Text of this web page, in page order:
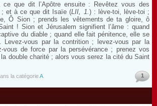
que dit l’Apôtre ensuite : Revêtez vous des
; et à ce que dit Isaïe (LII, 1.) : lève-toi, lève-toi ;
Ô Sion ; prends les vêtements de ta gloire, ô
! Sion et Jérusalem signifient l’âme : quand
du diable ; quand elle fait pénitence, elle se
Levez-vous par la contrition ; levez-vous par la
vous de force par la persévérance ; prenez vos
double charité ; alors vous serez la cité du Saint
la catégorieA 1